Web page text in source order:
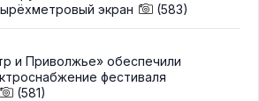
экран
(583)
и Приволжье» обеспечили
фестиваля
(581)